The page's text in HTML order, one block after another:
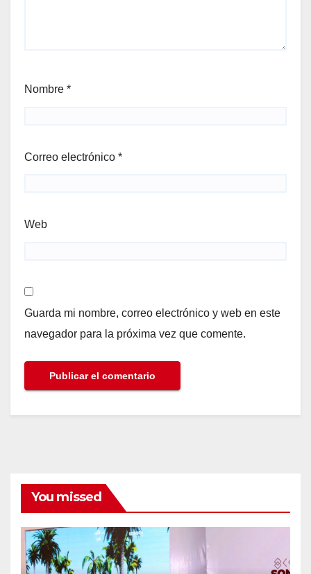
Nombre *
Correo electrónico *
Web
Guarda mi nombre, correo electrónico y web en este
navegador para la próxima vez que comente.
You missed